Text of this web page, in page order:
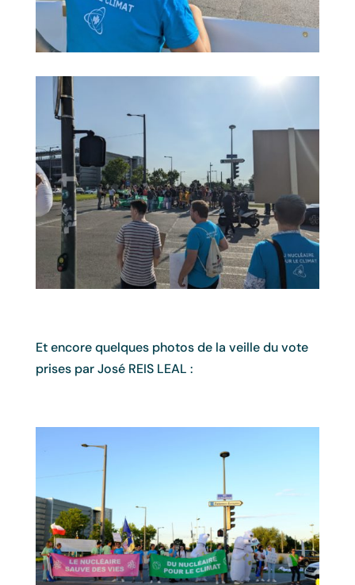
Et encore quelques photos de la veille du vote
prises par José REIS LEAL :